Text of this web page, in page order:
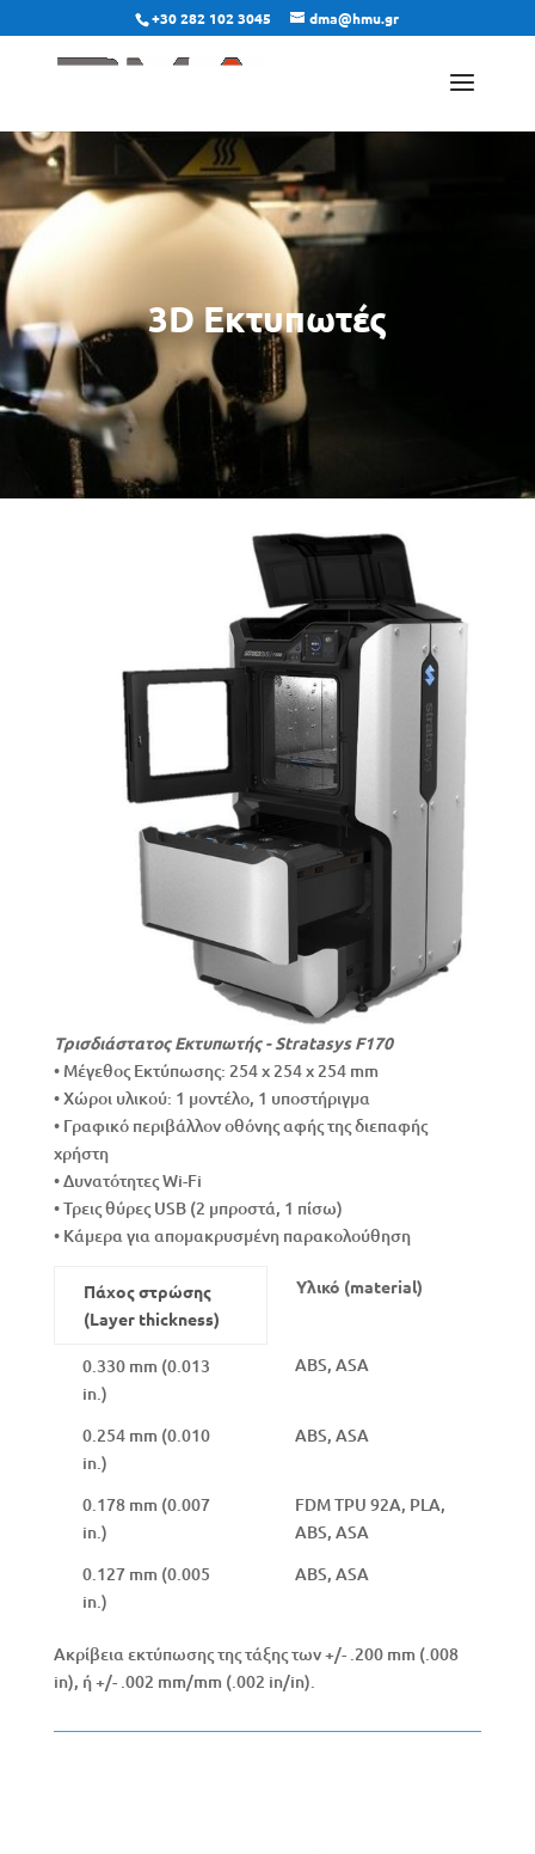
+30 282 102 3045 dma@hmu.gr
3D Εκτυπωτές
Τρισδιάστατος Εκτυπωτής - Stratasys F170
• Μέγεθος Εκτύπωσης: 254 x 254 x 254 mm
• Χώροι υλικού: 1 μοντέλο, 1 υποστήριγμα
• Γραφικό περιβάλλον οθόνης αφής της διεπαφής
χρήστη
• ∆υνατότητες Wi-Fi
• Τρεις θύρες USB (2 μπροστά, 1 πίσω)
• Κάμερα για απομακρυσμένη παρακολούθηση
Πάχος στρώσης
(Layer thickness)
Υλικό (material)
0.330 mm (0.013
in.)
ABS, ASA
0.254 mm (0.010
in.)
ABS, ASA
0.178 mm (0.007
in.)
FDM TPU 92A, PLA,
ABS, ASA
0.127 mm (0.005
in.)
ABS, ASA
Ακρίβεια εκτύπωσης της τάξης των +/- .200 mm (.008
in), ή +/- .002 mm/mm (.002 in/in).